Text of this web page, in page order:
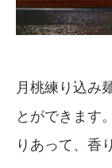
月桃練り込み
とができます
りあって、香